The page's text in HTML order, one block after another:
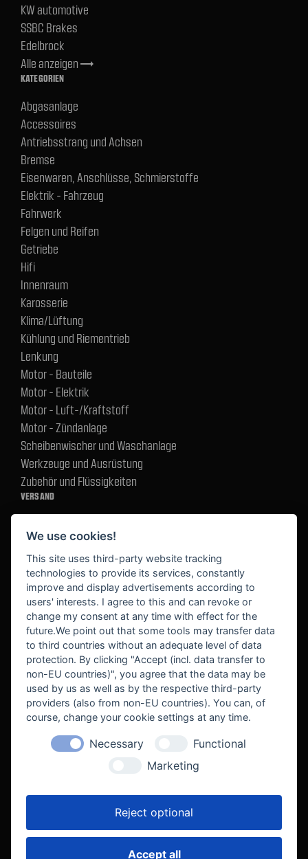
KW automotive
SSBC Brakes
Edelbrock
Alle anzeigentrending_flat
KATEGORIEN
Abgasanlage
Accessoires
Antriebsstrang und Achsen
Bremse
Eisenwaren, Anschlüsse, Schmierstoffe
Elektrik - Fahrzeug
Fahrwerk
Felgen und Reifen
Getriebe
Hifi
Innenraum
Karosserie
Klima/Lüftung
Kühlung und Riementrieb
Lenkung
Motor - Bauteile
Motor - Elektrik
Motor - Luft-/Kraftstoff
Motor - Zündanlage
Scheibenwischer und Waschanlage
Werkzeuge und Ausrüstung
Zubehör und Flüssigkeiten
VERSAND
BEKANNT AUS
We use cookies!
This site uses third-party website tracking
technologies to provide its services, constantly
improve and display advertisements according to
users' interests. I agree to this and can revoke or
change my consent at any time with effect for the
future.We point out that some tools may transfer data
to third countries without an adequate level of data
protection. By clicking "Accept (incl. data transfer to
non-EU countries)", you agree that the data may be
used by us as well as by the respective third-party
providers (also from non-EU countries). You can, of
course, change your cookie settings at any time.
Necessary
Functional
Marketing
Reject optional
Accept all